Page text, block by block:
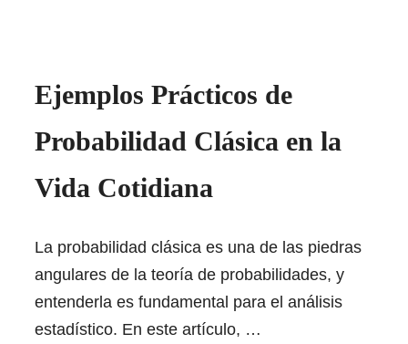
Ejemplos Prácticos de
Probabilidad Clásica en la
Vida Cotidiana
La probabilidad clásica es una de las piedras
angulares de la teoría de probabilidades, y
entenderla es fundamental para el análisis
estadístico. En este artículo, …